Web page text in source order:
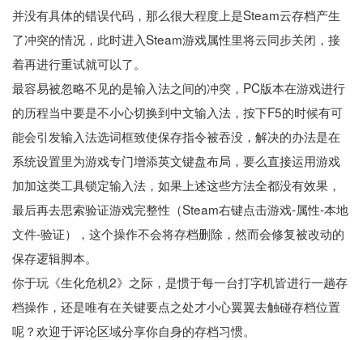
并没有具体的错误代码，那么很大程度上是Steam云存档产生
了冲突的情况，此时进入Steam游戏属性里将云同步关闭，接
着再进行重试就可以了。
最容易被忽略不见的是输入法之间的冲突，PC版本在游戏进行
的历程当中要是不小心切换到中文输入法，按下F5的时候有可
能会引发输入法选词框致使保存指令被吞没，解决的办法是在
系统设置里为游戏专门增添英文键盘布局，要么直接运用游戏
加加这类工具锁定输入法，如果上述这些方法全都没有效果，
最后再去思索验证游戏完整性（Steam右键点击游戏-属性-本地
文件-验证），这个操作不会将存档删除，然而会修复被改动的
保存逻辑脚本。
你于玩《生化危机2》之际，是惯于每一台打字机皆进行一趟存
档操作，还是唯有在关键要点之处才小心翼翼去触碰存档位置
呢？欢迎于评论区域分享你自身的存档习惯。